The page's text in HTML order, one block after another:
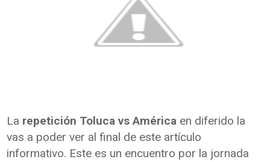
La repetición Toluca vs América en diferido la
vas a poder ver al final de este artículo
informativo. Este es un encuentro por la jornada